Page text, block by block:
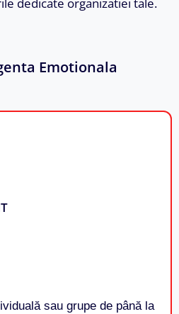
dedicate organizatiei tale.
Emotionala
sau grupe de până la